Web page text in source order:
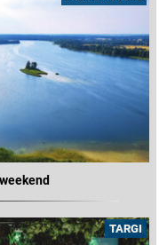
TARGI